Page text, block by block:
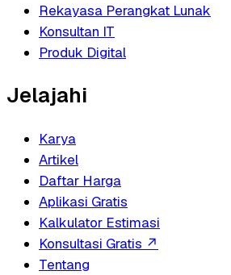
Rekayasa Perangkat Lunak
Konsultan IT
Produk Digital
Jelajahi
Karya
Artikel
Daftar Harga
Aplikasi Gratis
Kalkulator Estimasi
Konsultasi Gratis ↗
Tentang